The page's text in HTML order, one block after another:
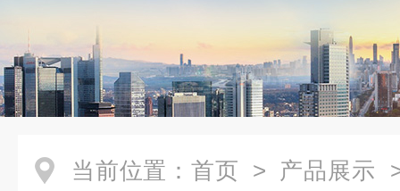
当前位置： 首页 > 产品展示